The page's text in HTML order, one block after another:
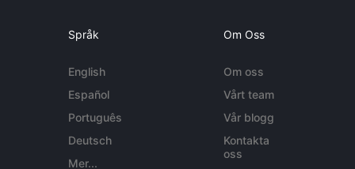
Språk
English
Español
Português
Deutsch
Mer...
Om Oss
Om oss
Vårt team
Vår blogg
Kontakta
oss